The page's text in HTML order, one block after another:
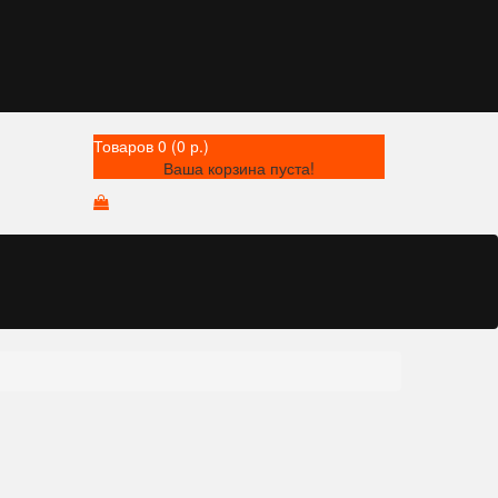
Товаров 0 (0 р.)
Ваша корзина пуста!